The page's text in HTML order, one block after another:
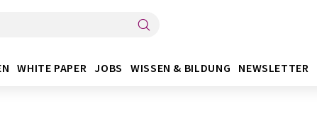
WHITE PAPER JOBS WISSEN & BILDUNG NEWSLETTER